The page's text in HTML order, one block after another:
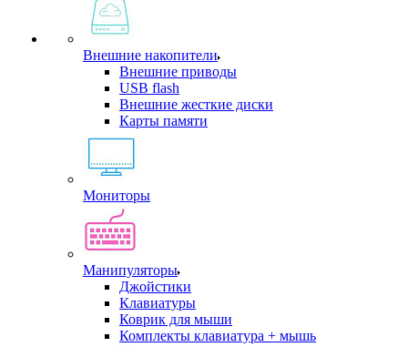
Внешние накопители
Внешние приводы
USB flash
Внешние жесткие диски
Карты памяти
Мониторы
Манипуляторы
Джойстики
Клавиатуры
Коврик для мыши
Комплекты клавиатура + мышь